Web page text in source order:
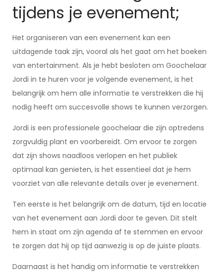
tijdens je evenement;
Het organiseren van een evenement kan een
uitdagende taak zijn, vooral als het gaat om het boeken
van entertainment. Als je hebt besloten om Goochelaar
Jordi in te huren voor je volgende evenement, is het
belangrijk om hem alle informatie te verstrekken die hij
nodig heeft om succesvolle shows te kunnen verzorgen.
Jordi is een professionele goochelaar die zijn optredens
zorgvuldig plant en voorbereidt. Om ervoor te zorgen
dat zijn shows naadloos verlopen en het publiek
optimaal kan genieten, is het essentieel dat je hem
voorziet van alle relevante details over je evenement.
Ten eerste is het belangrijk om de datum, tijd en locatie
van het evenement aan Jordi door te geven. Dit stelt
hem in staat om zijn agenda af te stemmen en ervoor
te zorgen dat hij op tijd aanwezig is op de juiste plaats.
Daarnaast is het handig om informatie te verstrekken